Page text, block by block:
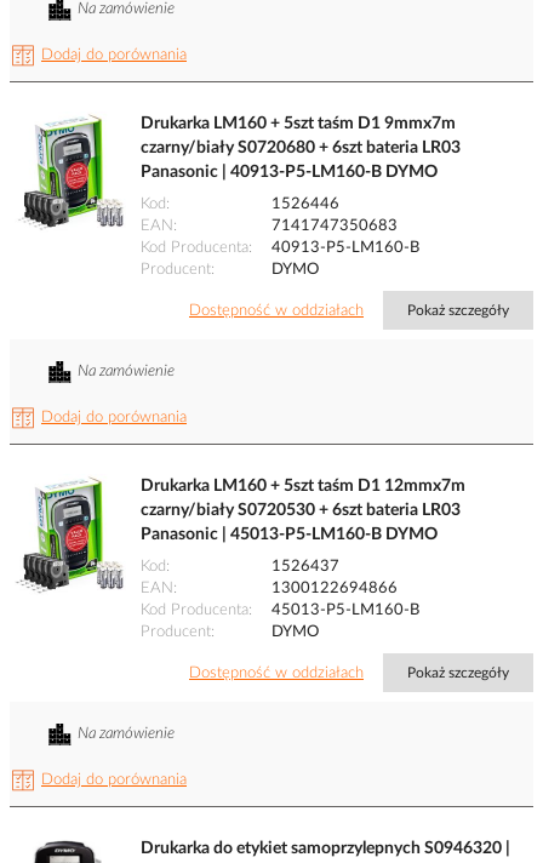
Dodaj do porównania
Na zamówienie
Drukarka LM160 + 5szt taśm D1 9mmx7m
czarny/biały S0720680 + 6szt bateria LR03
Panasonic | 40913-P5-LM160-B DYMO
Kod
1526446
EAN
7141747350683
Kod Producenta
40913-P5-LM160-B
Producent
DYMO
Dostępność w oddziałach Pokaż szczegóły
Dodaj do porównania
Na zamówienie
Drukarka LM160 + 5szt taśm D1 12mmx7m
czarny/biały S0720530 + 6szt bateria LR03
Panasonic | 45013-P5-LM160-B DYMO
Kod
1526437
EAN
1300122694866
Kod Producenta
45013-P5-LM160-B
Producent
DYMO
Dostępność w oddziałach Pokaż szczegóły
Dodaj do porównania
Na zamówienie
Drukarka do etykiet samoprzylepnych S0946320 |